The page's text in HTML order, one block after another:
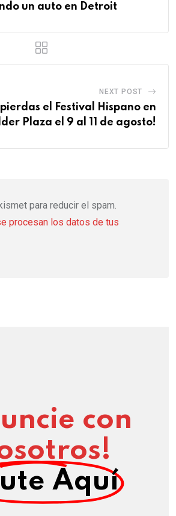
un auto en Detroit
NEXT POST
pierdas el Festival Hispano en
Plaza el 9 al 11 de agosto!
para reducir el spam.
procesan los datos de tus
con
Aquí